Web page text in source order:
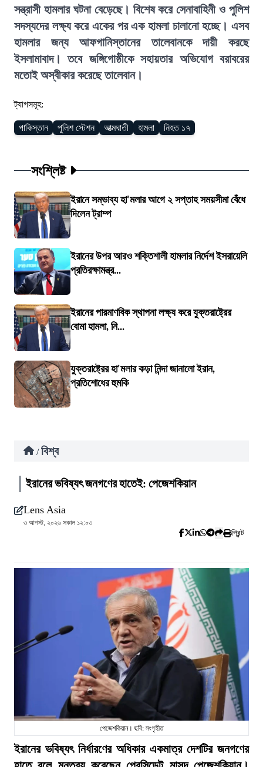
সন্ত্রাসী হামলার ঘটনা বেড়েছে। বিশেষ করে সেনাবাহিনী ও পুলিশ
সদস্যদের লক্ষ্য করে একের পর এক হামলা চালানো হচ্ছে। এসব
হামলার জন্য আফগানিস্তানের তালেবানকে দায়ী করছে
ইসলামাবাদ। তবে জঙ্গিগোষ্ঠীকে সহায়তার অভিযোগ বরাবরের
মতোই অস্বীকার করেছে তালেবান।
ট্যাগসমূহ:
পাকিস্তান পুলিশ স্টেশন আত্মঘাতী হামলা নিহত ১৭
সংশ্লিষ্ট
ইরানে সম্ভাব্য হা'মলার আগে ২ সপ্তাহ সময়সীমা বেঁধে
দিলেন ট্রাম্প
ইরানের উপর আরও শক্তিশালী হামলার নির্দেশ ইসরায়েলি
প্রতিরক্ষামন্ত্র...
ইরানের পারমাণবিক স্থাপনা লক্ষ্য করে যুক্তরাষ্ট্রের
বোমা হামলা, নি...
যুক্তরাষ্ট্রের হা'মলার কড়া নিন্দা জানালো ইরান,
প্রতিশোধের হুমকি
/ বিশ্ব
ইরানের ভবিষ্যৎ জনগণের হাতেই: পেজেশকিয়ান
Lens Asia
৩ আগস্ট, ২০২৬ সকাল ১২:০৩
প্রিন্ট
পেজেশকিয়ান। ছবি: সংগৃহীত
ইরানের ভবিষ্যৎ নির্ধারণের অধিকার একমাত্র দেশটির জনগণের